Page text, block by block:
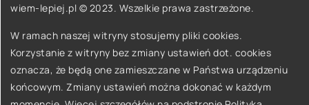
wiem-lepiej.pl © 2023. Wszelkie prawa zastrzeżone.
W ramach naszej witryny stosujemy pliki cookies.
Korzystanie z witryny bez zmiany ustawień dot. cookies
oznacza, że będą one zamieszczane w Państwa urządzeniu
końcowym. Zmiany ustawień można dokonać w każdym